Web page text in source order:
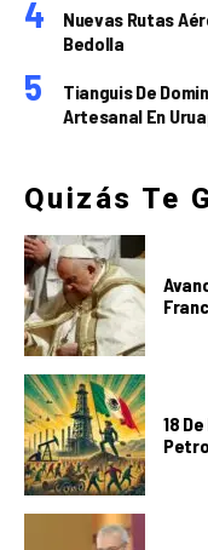
Nuevas Rutas
Bedolla
Tianguis De
Artesanal En
Quizás Te
18